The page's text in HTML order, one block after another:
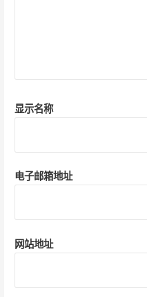
显示名称
电子邮箱地址
网站地址